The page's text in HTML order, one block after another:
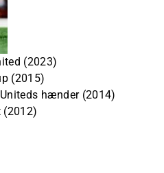
(2023)
(2015)
hænder (2014)
(2012)